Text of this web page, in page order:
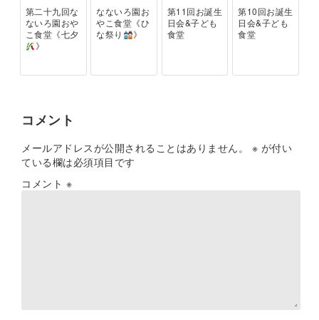
第二十九回な
ないろ園おや
こ食堂《七夕
》
なないろ園お
やこ食堂《ひ
な祭り
》
第11回お誕生
日会&子ども
食堂
第10回お誕生
日会&子ども
食堂
コメント
メールアドレスが公開されることはありません。 ※ が付い
ている欄は必須項目です
コメント ※